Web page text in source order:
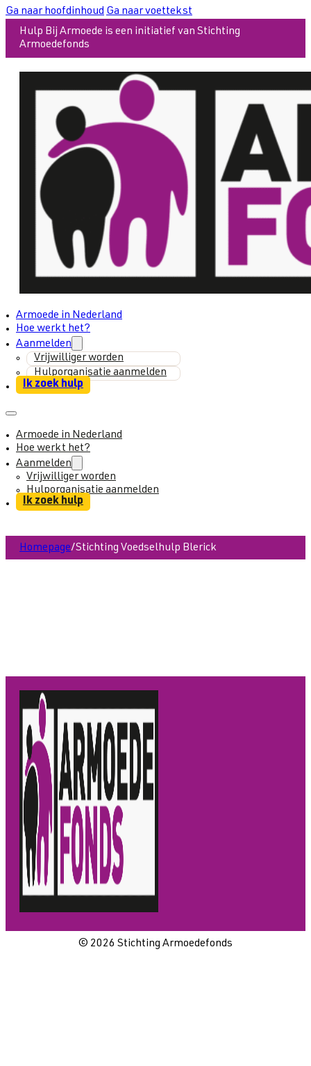
Ga naar hoofdinhoud Ga naar voettekst
Hulp Bij Armoede is een initiatief van Stichting
Armoedefonds
Armoede in Nederland
Hoe werkt het?
Aanmelden
Vrijwilliger worden
Hulporganisatie aanmelden
Ik zoek hulp
Armoede in Nederland
Hoe werkt het?
Aanmelden
Vrijwilliger worden
Hulporganisatie aanmelden
Ik zoek hulp
Homepage/Stichting Voedselhulp Blerick
© 2026 Stichting Armoedefonds